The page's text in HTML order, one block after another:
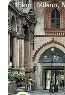
15km | Milano,